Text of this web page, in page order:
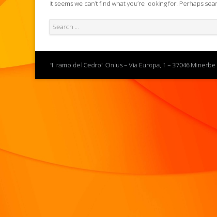
It seems we can’t find what you’re looking for. Perhaps
"Il ramo del Cedro" Onlus – Via Europa, 1 – 37046 Minerbe